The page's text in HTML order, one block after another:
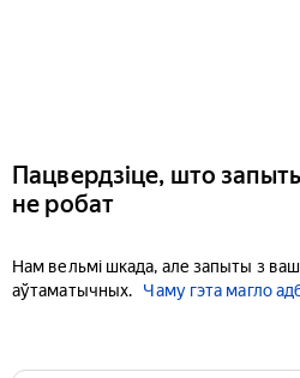
Пацвердзіце, што
не робат
Нам вельмі шкада, але запыты з
аўтаматычных.
Чаму гэта магло